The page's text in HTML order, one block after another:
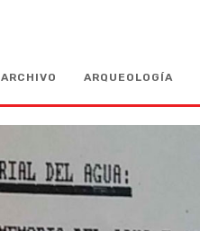
ARCHIVO ARQUEOLOGÍA